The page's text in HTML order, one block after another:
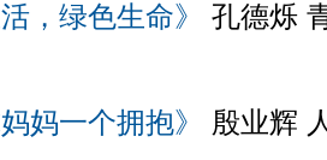
，绿色生命》
孔德烁
妈一个拥抱》 殷业辉